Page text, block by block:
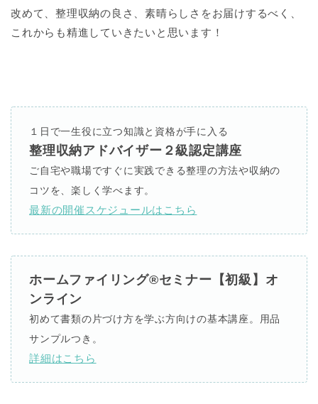
改めて、整理収納の良さ、素晴らしさをお届けするべく、
これからも精進していきたいと思います！
１日で一生役に立つ知識と資格が手に入る
整理収納アドバイザー２級認定講座
ご自宅や職場ですぐに実践できる整理の方法や収納の
コツを、楽しく学べます。
最新の開催スケジュールはこちら
ホームファイリング®セミナー【初級】オ
ンライン
初めて書類の片づけ方を学ぶ方向けの基本講座。用品
サンプルつき。
詳細はこちら